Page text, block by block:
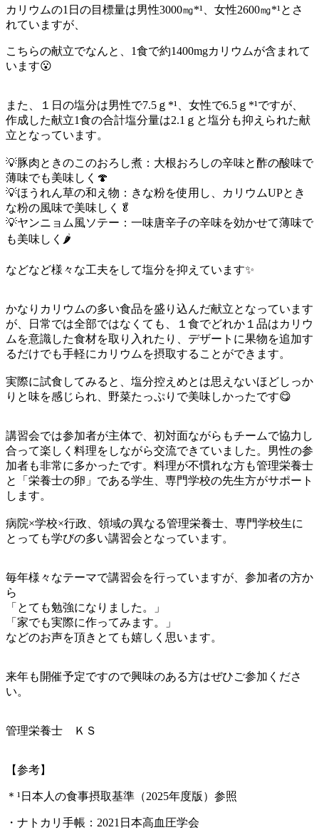
カリウムの1 日の目標量は男性3000㎎*¹、女性2600㎎*¹とさ
れていますが、
こちらの献立でなんと、1食で約1400mgカリウムが含まれて
います😮
また、１日の塩分は男性で7.5 ｇ *¹、女性で6.5 ｇ *¹ですが、
作成した献立1食の合計塩分量は2.1 ｇと塩分も抑えられた献
立となっています。
💡豚肉ときのこのおろし煮：大根おろしの辛味と酢の酸味で
薄味でも美味しく🍄
💡ほうれん草の和え物：きな粉を使用し、カリウムUPとき
な粉の風味で美味しく🥬
💡ヤンニョム風ソテー：一味唐辛子の辛味を効かせて薄味で
も美味しく🌶
などなど様々な工夫をして塩分を抑えています✨
かなりカリウムの多い食品を盛り込んだ献立となっています
が、日常では全部ではなくても、１食でどれか１品はカリウ
ムを意識した食材を取り入れたり、デザートに果物を追加す
るだけでも手軽にカリウムを摂取することができます。
実際に試食してみると、塩分控えめとは思えないほどしっか
りと味を感じられ、野菜たっぷりで美味しかったです😋
講習会では参加者が主体で、初対面ながらもチームで協力し
合って楽しく料理をしながら交流できていました。男性の参
加者も非常に多かったです。料理が不慣れな方も管理栄養士
と「栄養士の卵」である学生、専門学校の先生方がサポート
します。
病院×学校×行政、領域の異なる管理栄養士、専門学校生に
とっても学びの多い講習会となっています。
毎年様々なテーマで講習会を行っていますが、参加者の方か
ら
「とても勉強になりました。」
「家でも実際に作ってみます。」
などのお声を頂きとても嬉しく思います。
来年も開催予定ですので興味のある方はぜひご参加くださ
い。
管理栄養士 ＫＳ
【参考】
＊¹日本人の食事摂取基準（2025年度版）参照
・ナトカリ手帳：2021日本高血圧学会